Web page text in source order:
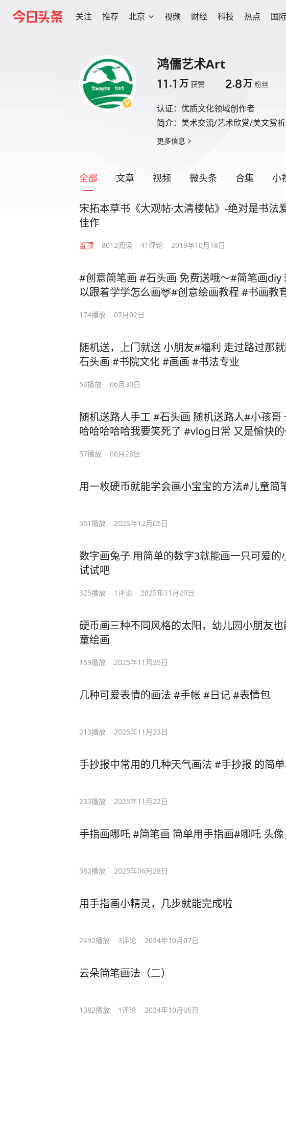
关注 推荐 北京 视频 财经 科技 热点 国
鸿儒艺术Art
11.1 万 获赞 2.8万 粉丝
认证： 优质文化领域创作者
简介： 美术交流/艺术欣赏/美文赏
更多信息
全部 文章 视频 微头条 合集 小
宋拓本草书《大观帖·太清楼帖》-绝对是书法
佳作
置顶 8012阅读 41评论 2019年10月18日
#创意简笔画 #石头画 免费送哦～#简笔画diy
以跟着学学怎么画🦌#创意绘画教程 #书画教
174播放 07月02日
随机送，上门就送 小朋友#福利 走过路过那
石头画 #书院文化 #画画 #书法专业
53播放 06月30日
随机送路人手工 #石头画 随机送路人#小孩哥
哈哈哈哈哈我要笑死了 #vlog日常 又是愉快
57播放 06月28日
用一枚硬币就能学会画小宝宝的方法#儿童简
351播放 2025年12月05日
数字画兔子 用简单的数字3就能画一只可爱的
试试吧
325播放 1评论 2025年11月29日
硬币画三种不同风格的太阳，幼儿园小朋友
童绘画
159播放 2025年11月25日
几种可爱表情的画法 #手帐 #日记 #表情包
213播放 2025年11月23日
手抄报中常用的几种天气画法 #手抄报 的简
233播放 2025年11月22日
手指画哪吒 #简笔画 简单用手指画#哪吒 头
382播放 2025年06月28日
用手指画小精灵，几步就能完成啦
2492播放 3评论 2024年10月07日
云朵简笔画法（二）
1382播放 1评论 2024年10月06日